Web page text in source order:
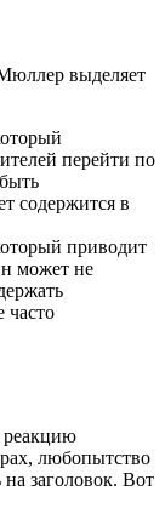
выделяет
перейти по
содержится в
приводит
может не
часто
реакцию
любопытство
заголовок. Вот